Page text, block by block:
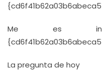
Me es
La pregunta de hoy